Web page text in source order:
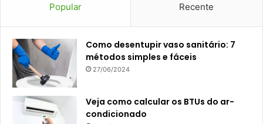
Popular Recente
Como desentupir vaso sanitário: 7
métodos simples e fáceis
27/06/2024
Veja como calcular os BTUs do ar-
condicionado